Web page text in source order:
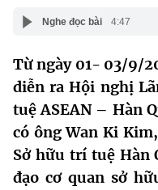
Cơ cấu tổ chức
Lịch sử phát triển
Sở Khoa học và
Khoa học và Công
Đổi mới sáng tạo
Chuyển đổi số
Dịch vụ công
Hệ thống văn bản
Văn bản QPPL
MST IOFFICE
Nghe đọc bài 4:47
Từ ngày 01- 03/9/
diễn ra Hội nghị
tuệ ASEAN – Hàn
có ông Wan Ki
Sở hữu trí tuệ Hàn
đạo cơ quan sở